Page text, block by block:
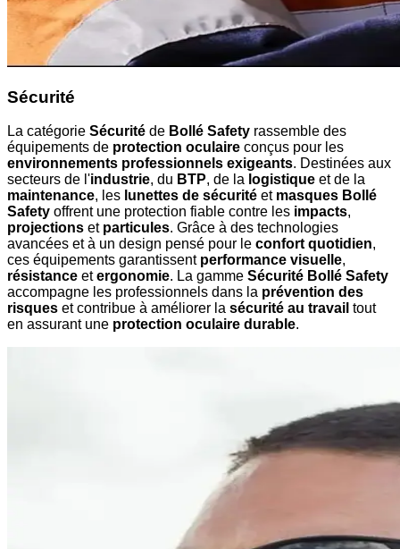
Sécurité
La catégorie Sécurité de Bollé Safety rassemble des
équipements de protection oculaire conçus pour les
environnements professionnels exigeants. Destinées aux
secteurs de l'industrie, du BTP, de la logistique et de la
maintenance, les lunettes de sécurité et masques Bollé
Safety offrent une protection fiable contre les impacts,
projections et particules. Grâce à des technologies
avancées et à un design pensé pour le confort quotidien,
ces équipements garantissent performance visuelle,
résistance etergonomie. La gamme Sécurité Bollé Safety
accompagne les professionnels dans la prévention des
risques et contribue à améliorer la sécurité au travail tout
en assurant une protection oculaire durable.